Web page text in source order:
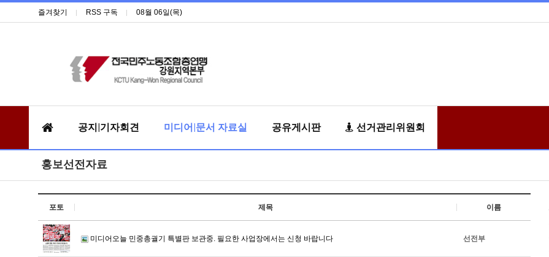
즐겨찾기 RSS 구독 08월 06일(목)
공지|기자회견 미디어|문서 자료실 공유게시판 선거관리위원회
홍보선전자료
포토 제목 이름
미디어오늘 민중총궐기 특별판 보관중. 필요한 사업장에서는 신청 바랍니다 선전부